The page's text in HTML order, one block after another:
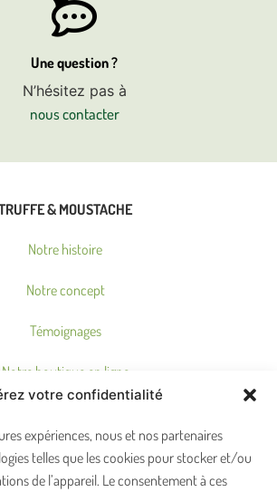
votre confidentialité
expériences, nous et nos partenaires
telles que les cookies pour stocker et/ou
de l’appareil. Le consentement à ces
Une question ?
N’hésitez pas à
nous contacter
& MOUSTACHE
Notre histoire
Notre concept
Témoignages
Notre boutique en ligne
ON PENSE À VOUS !